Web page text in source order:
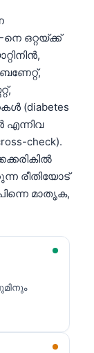
ഒറ്റയ്ക്ക്
(diabetes
എന്നിവ
check).
രീതിയോട്
മാതൃക,